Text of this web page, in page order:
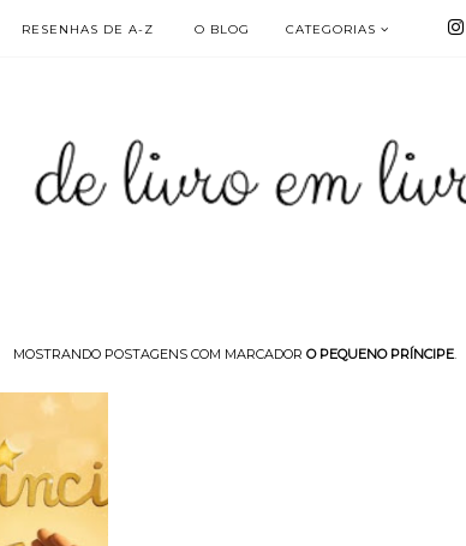
RESENHAS DE A-Z O BLOG CATEGORIAS
MOSTRANDO POSTAGENS COM MARCADORO PEQUENO PRÍNCIPE.